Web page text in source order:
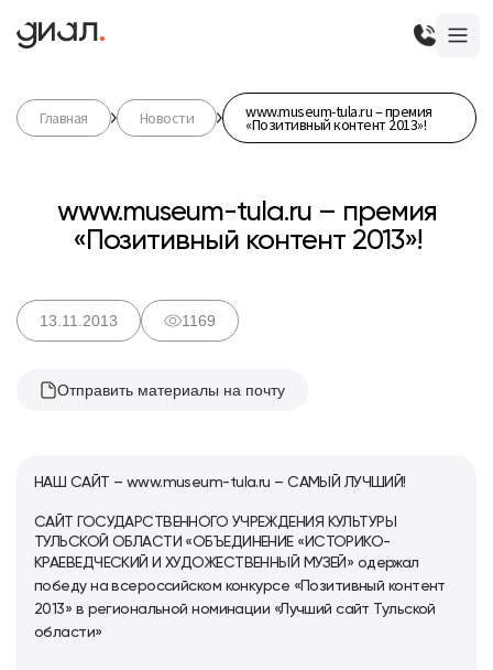
Главная Новости www.museum-tula.ru – премия
«Позитивный контент 2013»!
www.museum-tula.ru – премия
«Позитивный контент 2013»!
13.11.2013 1169
Отправить материалы на почту
НАШ САЙТ – www.museum-tula.ru – САМЫЙ ЛУЧШИЙ!
САЙТ ГОСУДАРСТВЕННОГО УЧРЕЖДЕНИЯ КУЛЬТУРЫ
ТУЛЬСКОЙ ОБЛАСТИ «ОБЪЕДИНЕНИЕ «ИСТОРИКО-
КРАЕВЕДЧЕСКИЙ И ХУДОЖЕСТВЕННЫЙ МУЗЕЙ» одержал
победу на всероссийском конкурсе «Позитивный контент
2013» в региональной номинации «Лучший сайт Тульской
области»